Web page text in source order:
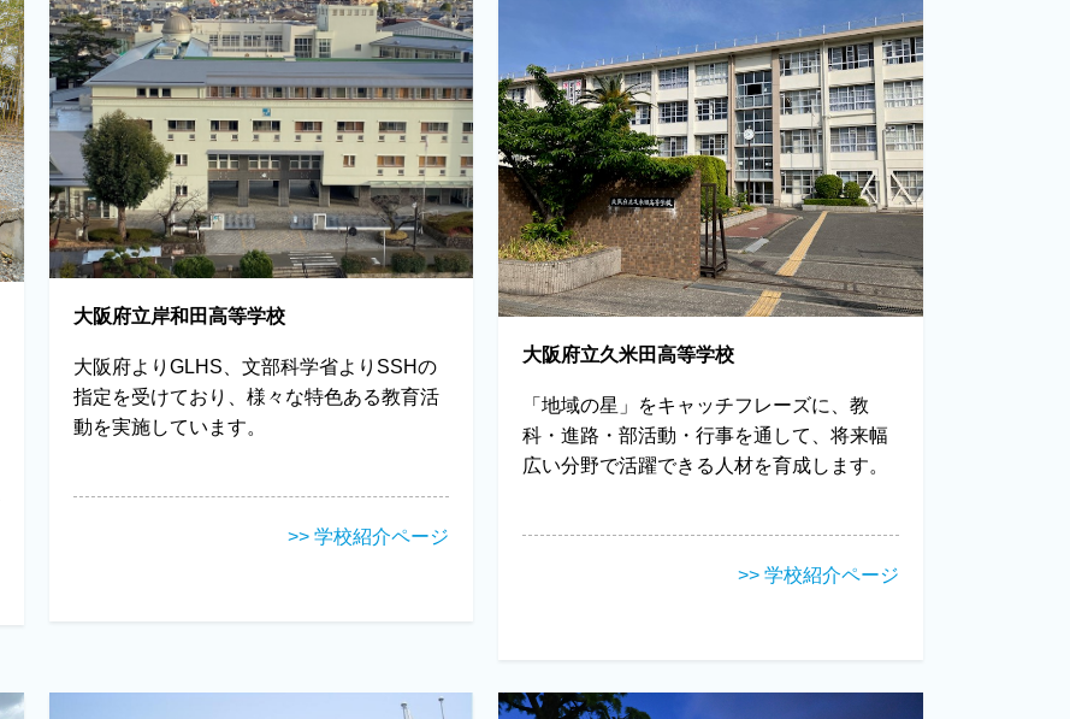
大阪府立岸和田高等学校
大阪府よりGLHS、文部科学省よりSSHの
指定を受けており、様々な特色ある教育活
動を実施しています。
>> 学校紹介ページ
大阪府立久米田高等学校
「地域の星」をキャッチフレーズに、教
科・進路・部活動・行事を通して、将来幅
広い分野で活躍できる人材を育成します。
>> 学校紹介ページ